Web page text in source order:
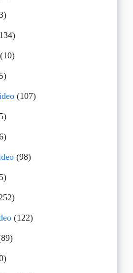
(107)
(98)
(122)